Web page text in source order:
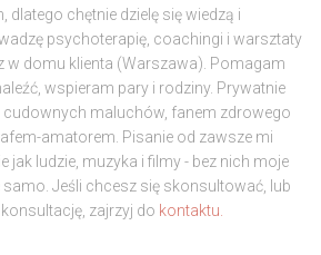
dlatego chętnie dzielę się wiedzą i
psychoterapię, coachingi i warsztaty
w domu klienta (Warszawa). Pomagam
wspieram pary i rodziny. Prywatnie
maluchów, fanem zdrowego
amatorem. Pisanie od zawsze mi
jak ludzie, muzyka i filmy - bez nich moje
samo. Jeśli chcesz się skonsultować, lub
zajrzyj do kontaktu.